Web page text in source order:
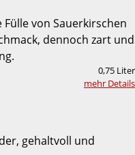
von Sauerkirschen
dennoch zart und
0,75 Liter
mehr Details
gehaltvoll und